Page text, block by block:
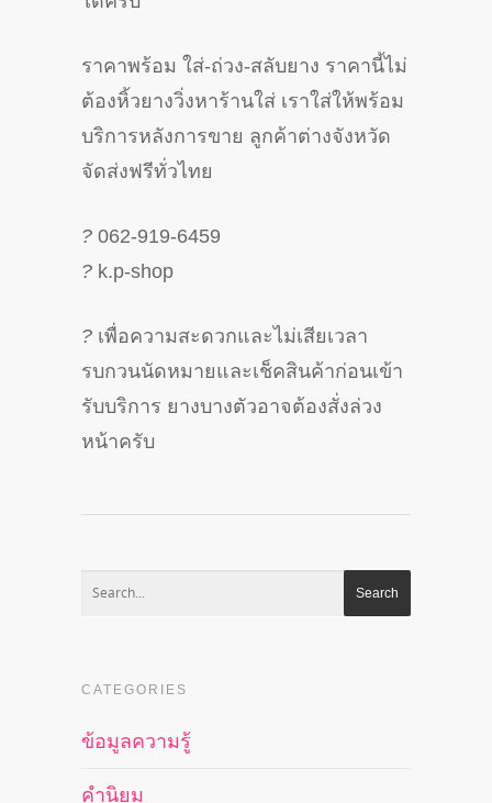
ราคาพร้อม ใส่-ถ่วง-สลับยาง ราคานี้ไม่
ต้องหิ้วยางวิ่งหาร้านใส่ เราใส่ให้พร้อม
บริการหลังการขาย ลูกค้าต่างจังหวัด
จัดส่งฟรีทั่วไทย
? 062-919-6459
? k.p-shop
? เพื่อความสะดวกและไม่เสียเวลา
รบกวนนัดหมายและเช็คสินค้าก่อนเข้า
รับบริการ ยางบางตัวอาจต้องสั่งล่วง
หน้าครับ
CATEGORIES
ข้อมูลความรู้
คำนิยม